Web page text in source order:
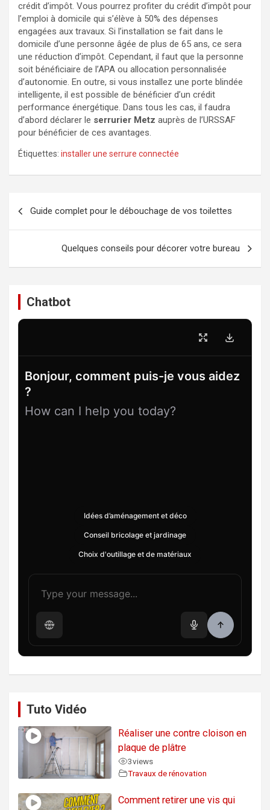
crédit d’impôt. Vous pourrez profiter du crédit d’impôt pour
l’emploi à domicile qui s’élève à 50% des dépenses
engagées aux travaux. Si l’installation se fait dans le
domicile d’une personne âgée de plus de 65 ans, ce sera
une réduction d’impôt. Cependant, il faut que la personne
soit bénéficiaire de l’APA ou allocation personnalisée
d’autonomie. En outre, si vous installez une porte blindée
intelligente, il est possible de bénéficier d’un crédit
performance énergétique. Dans tous les cas, il faudra
d’abord déclarer le serrurier Metz auprès de l’URSSAF
pour bénéficier de ces avantages.
Étiquettes: installer une serrure connectée
Guide complet pour le débouchage de vos toilettes
Quelques conseils pour décorer votre bureau
Chatbot
Bonjour, comment puis-je vous aidez
?
How can I help you today?
Idées d’aménagement et déco
Conseil bricolage et jardinage
Choix d'outillage et de matériaux
Tuto Vidéo
Réaliser une contre cloison en
plaque de plâtre
3views
Travaux de rénovation
Comment retirer une vis qui